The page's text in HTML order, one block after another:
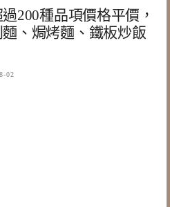
200種品項價格平價，
、焗烤麵、鐵板炒飯
02